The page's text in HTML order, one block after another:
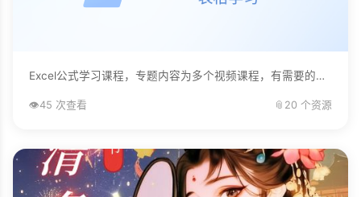
Excel公式学习课程，专题内容为多个视频课程，有需要的自己下载学习。...
👁️45 次查看 📎 20 个资源